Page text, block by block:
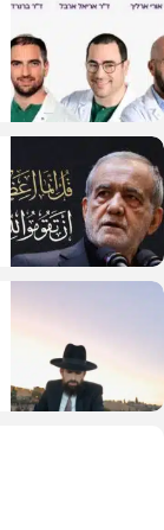
תוכן שיווקי
בעולם